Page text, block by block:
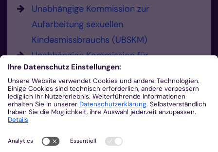
Unabhängige Kommission zur
Aufarbeitung sexuellen
Kindesmissbrauchs (UBSKM)
Unabhängige Kommission für
Anerkennungsleistungen (UKA)
Hier können Sie Missbrauch melden.
Sie haben die Möglichkeit, sexualisierte
Gewalt und Verdachtsmomente zu